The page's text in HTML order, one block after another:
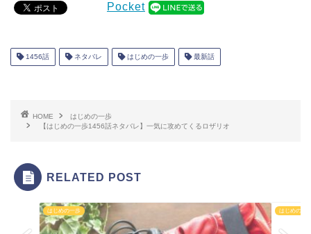
Pocket
1456話 ネタバレ はじめの一歩 最新話
HOME
はじめの一歩
【はじめの一歩1456話ネタバレ】一気に攻めてくるロザリオ
RELATED POST
はじめの一歩 はじめの一